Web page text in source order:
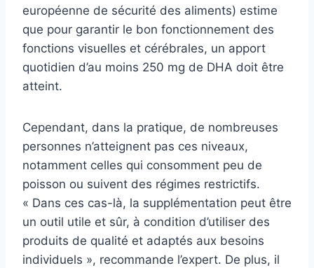
européenne de sécurité des aliments) estime
que pour garantir le bon fonctionnement des
fonctions visuelles et cérébrales, un apport
quotidien d’au moins 250 mg de DHA doit être
atteint.
Cependant, dans la pratique, de nombreuses
personnes n’atteignent pas ces niveaux,
notamment celles qui consomment peu de
poisson ou suivent des régimes restrictifs.
« Dans ces cas-là, la supplémentation peut être
un outil utile et sûr, à condition d’utiliser des
produits de qualité et adaptés aux besoins
individuels », recommande l’expert. De plus, il